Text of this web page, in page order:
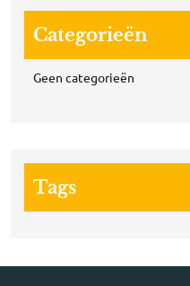
Categorieën
Geen categorieën
Tags